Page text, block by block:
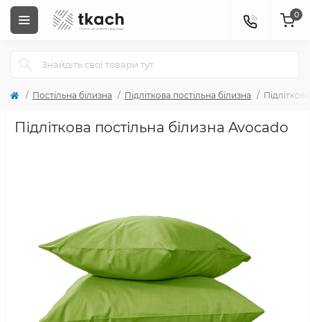
0
Постільна білизна Підліткова постільна білизна
Підліткова постільна білизна Avocado